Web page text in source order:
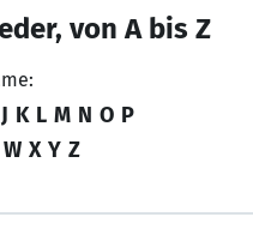
von A bis Z
J K L M N O P
W X Y Z